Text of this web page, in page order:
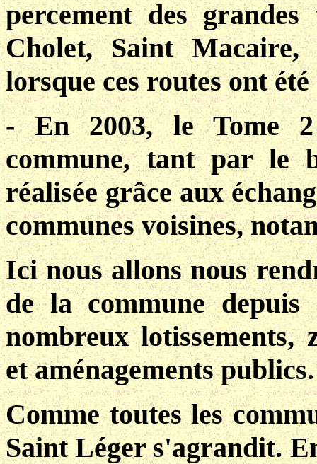
percement des
Cholet, Saint
lorsque ces routes ont
- En 2003, le Tome
commune, tant par le
réalisée grâce aux
communes voisines,
Ici nous allons nous
de la commune
nombreux lotissements,
et aménagements publics.
Comme toutes les
Saint Léger s'agrandit.